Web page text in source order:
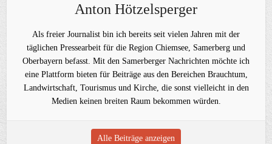
Anton Hötzelsperger
Als freier Journalist bin ich bereits seit vielen Jahren mit der
täglichen Pressearbeit für die Region Chiemsee, Samerberg und
Oberbayern befasst. Mit den Samerberger Nachrichten möchte ich
eine Plattform bieten für Beiträge aus den Bereichen Brauchtum,
Landwirtschaft, Tourismus und Kirche, die sonst vielleicht in den
Medien keinen breiten Raum bekommen würden.
Alle Beiträge anzeigen